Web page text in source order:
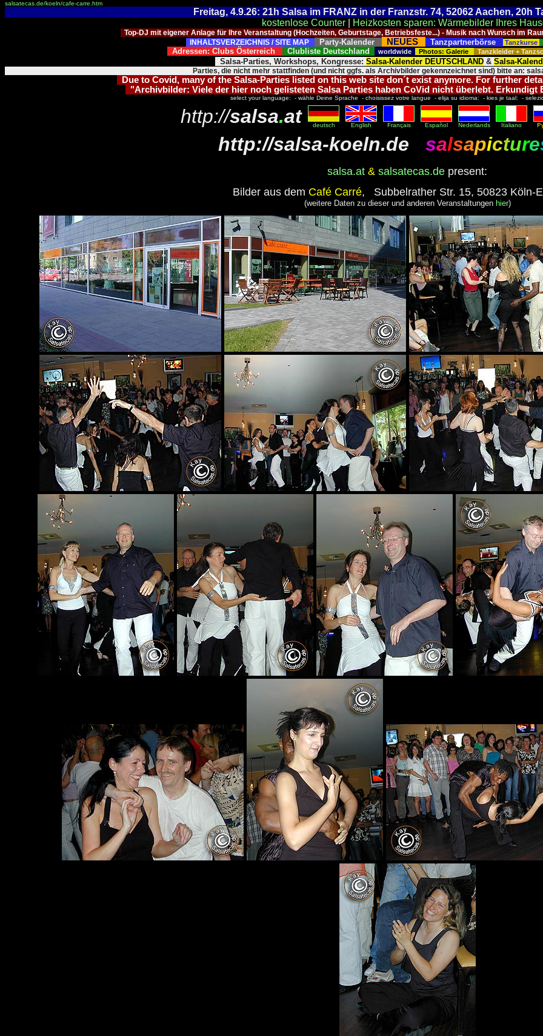
salsatecas.de/koeln/cafe-carre.htm
Freitag, 4.9.26: 21h Salsa im FRANZ in der Franzstr. 74, 52062 Aachen, 20h
kostenlose Counter
Heizkosten sparen: Wärmebilder Ihres
Top-DJ mit eigener Anlage für Ihre Veranstaltung (Hochzeiten, Geburtstage, Betriebsfeste...) - Musik nach Wunsch im
INHALTSVERZEICHNIS / SITE MAP
Party-Kalender NEUES Tanzpartnerbörse Tanzkurse
Adressen: Clubs Österreich Clubliste Deutschland worldwide Photos: Galerie Tanzkleider +
Salsa-Parties, Workshops, Kongresse: Salsa-Kalender DEUTSCHLAND & Salsa-
Parties, die nicht mehr stattfinden (und nicht ggfs. als Archivbilder gekennzeichnet sind) bitte an:
Due to Covid, many of the Salsa-Parties listed on this web site don´t exist anymore. For further
"Archivbilder: Viele der hier noch gelisteten Salsa Parties haben CoVid nicht überlebt. Erkundigt
select your language: - wähle Deine Sprache - choisissez votre langue - elija su idioma: - kies je taal: -
http://salsa.at deutsch English Français Español Nederlands Italiano
http://salsa-koeln.de salsapicture
salsa.at & salsatecas.de present:
Bilder aus dem Café Carré, Subbelrather Str. 15, 50823 Köln-
(weitere Daten zu dieser und anderen Veranstaltungen hier)